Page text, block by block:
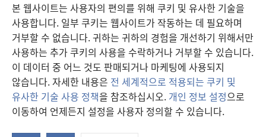
본 웹사이트는 사용자의 편의를 위해 쿠키 및 유사한 기술을
사용합니다. 일부 쿠키는 웹사이트가 작동하는 데 필요하며
거부할 수 없습니다. 귀하는 귀하의 경험을 개선하기 위해서만
사용하는 추가 쿠키의 사용을 수락하거나 거부할 수 있습니다.
이 데이터 중 어느 것도 판매되거나 마케팅에 사용되지
않습니다. 자세한 내용은 전 세계적으로 적용되는 쿠키 및
유사한 기술 사용 정책을 참조하십시오. 개인 정보 설정으로
이동하여 언제든지 설정을 사용자 정의할 수 있습니다.
창
열기) JW 라이브러리
워치타워 라이브러리
Copyright© 2026 Watch Tower Bible and Tract Society of Pennsylvania.
이용 약관| 개인 정보 보호 정책| 개인 정보 보호 설정